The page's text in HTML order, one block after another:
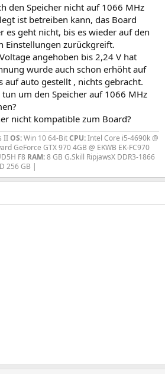
den Speicher nicht auf 1066 MHz
ist betreiben kann, das Board
es geht nicht, bis es wieder auf den
Einstellungen zurückgreift.
angehoben bis 2,24 V hat
wurde auch schon erhöht auf
auf auto gestellt , nichts gebracht.
um den Speicher auf 1066 MHz
nicht kompatible zum Board?
IIOS:Win 10 64-BitCPU:Intel Core i5-4690k @
GeForce GTX 970 4GB @ EKWB EK-FC970
F8 RAM:8 GB G.Skill RipjawsX DDR3-1866
256 GB |